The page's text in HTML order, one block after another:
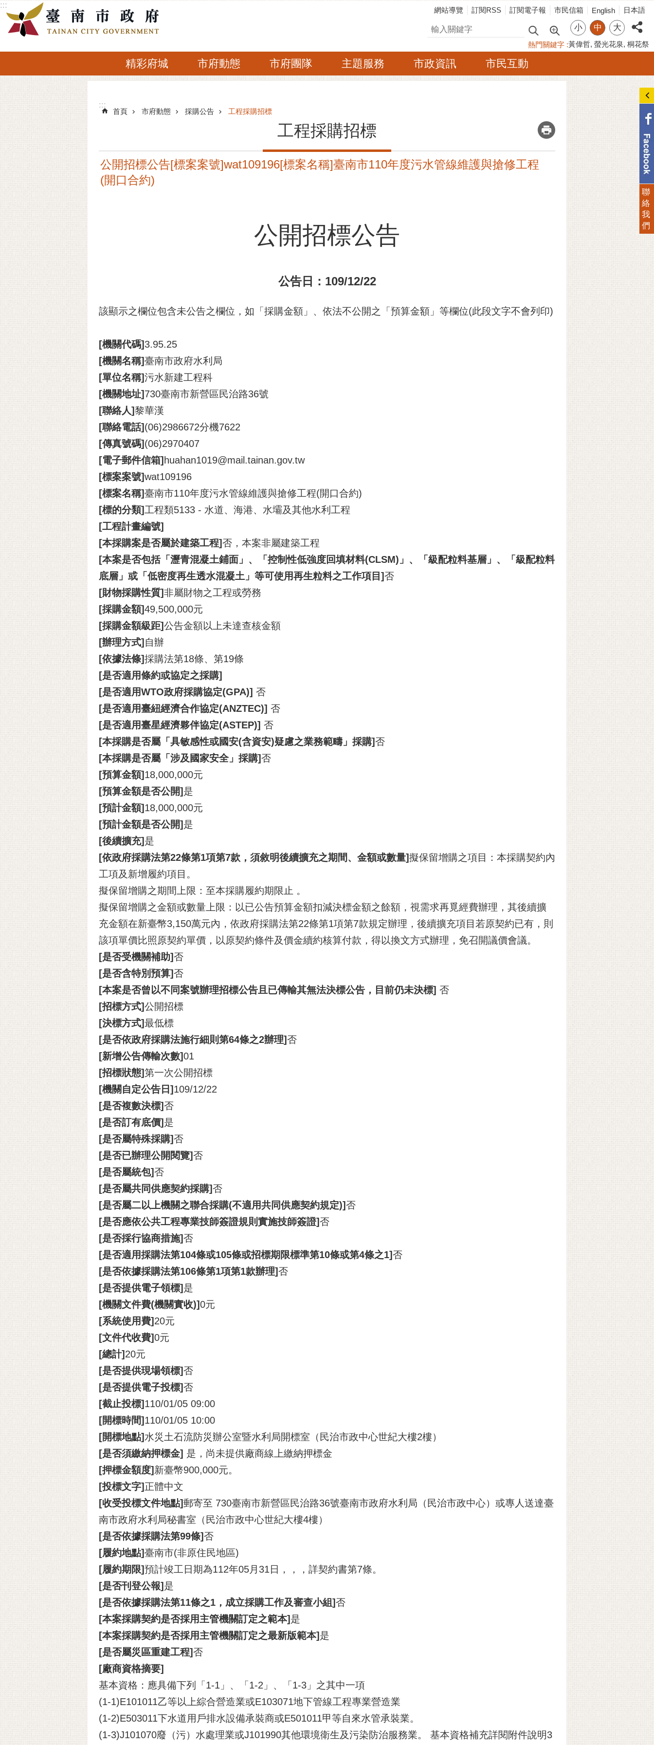
跳到主要內容區塊
:::
網站導覽 訂閱RSS 訂閱電子報 市民信箱 English 日本語
搜尋 小 中 大
熱門關鍵字 黃偉哲 螢光花泉 桐花祭
精彩府城 市府動態 市府團隊 主題服務 市政資訊 市民互動
:::
:::
首頁 市府動態 採購公告 工程採購招標
工程採購招標 _
公開招標公告[標案案號]wat109196[標案名稱]臺南市110年度污水管線維護與搶修工程
(開口合約)
公開招標公告
公告日：109/12/22
該顯示之欄位包含未公告之欄位，如「採購金額」、依法不公開之「預算金額」等欄位(此段文字不會列印)
[機關代碼] 3.95.25
[機關名稱]臺南市政府水利局
[單位名稱]污水新建工程科
[機關地址] 730臺南市新營區民治路36號
[聯絡人]黎華漢
[聯絡電話] (06)2986672分機7622
[傳真號碼] (06)2970407
[電子郵件信箱] huahan1019@mail.tainan.gov.tw
[標案案號]wat109196
[標案名稱]臺南市110年度污水管線維護與搶修工程(開口合約)
[標的分類] 工程類5133 - 水道、海港、水壩及其他水利工程
[工程計畫編號]
[本採購案是否屬於建築工程]否，本案非屬建築工程
[本案是否包括「瀝青混凝土鋪面」、「控制性低強度回填材料(CLSM)」、「級配粒料基層」、「級配粒料
底層」或「低密度再生透水混凝土」等可使用再生粒料之工作項目]否
[財物採購性質]非屬財物之工程或勞務
[採購金額]49,500,000元
[採購金額級距]公告金額以上未達查核金額
[辦理方式] 自辦
[依據法條]採購法第18條、第19條
[是否適用條約或協定之採購]
[是否適用WTO政府採購協定(GPA)] 否
[是否適用臺紐經濟合作協定(ANZTEC)] 否
[是否適用臺星經濟夥伴協定(ASTEP)] 否
[本採購是否屬「具敏感性或國安(含資安)疑慮之業務範疇」採購]否
[本採購是否屬「涉及國家安全」採購]否
[預算金額] 18,000,000元
[預算金額是否公開] 是
[預計金額] 18,000,000元
[預計金額是否公開] 是
[後續擴充] 是
[依政府採購法第22條第1項第7款，須敘明後續擴充之期間、金額或數量]擬保留增購之項目：本採購契約內
工項及新增履約項目。
擬保留增購之期間上限：至本採購履約期限止 。
擬保留增購之金額或數量上限：以已公告預算金額扣減決標金額之餘額，視需求再覓經費辦理，其後續擴
充金額在新臺幣3,150萬元內，依政府採購法第22條第1項第7款規定辦理，後續擴充項目若原契約已有，則
該項單價比照原契約單價，以原契約條件及價金續約核算付款，得以換文方式辦理，免召開議價會議。
[是否受機關補助]否
[是否含特別預算]否
[本案是否曾以不同案號辦理招標公告且已傳輸其無法決標公告，目前仍未決標] 否
[招標方式]公開招標
[決標方式]最低標
[是否依政府採購法施行細則第64條之2辦理]否
[新增公告傳輸次數]01
[招標狀態]第一次公開招標
[機關自定公告日] 109/12/22
[是否複數決標]否
[是否訂有底價] 是
[是否屬特殊採購]否
[是否已辦理公開閱覽]否
[是否屬統包]否
[是否屬共同供應契約採購]否
[是否屬二以上機關之聯合採購(不適用共同供應契約規定)]否
[是否應依公共工程專業技師簽證規則實施技師簽證]否
[是否採行協商措施]否
[是否適用採購法第104條或105條或招標期限標準第10條或第4條之1]否
[是否依據採購法第106條第1項第1款辦理]否
[是否提供電子領標] 是
[機關文件費(機關實收)]0元
[系統使用費] 20元
[文件代收費]0元
[總計] 20元
[是否提供現場領標]否
[是否提供電子投標]否
[截止投標] 110/01/05 09:00
[開標時間] 110/01/05 10:00
[開標地點] 水災土石流防災辦公室暨水利局開標室（民治市政中心世紀大樓2樓）
[是否須繳納押標金] 是，尚未提供廠商線上繳納押標金
[押標金額度] 新臺幣900,000元。
[投標文字] 正體中文
[收受投標文件地點]郵寄至 730臺南市新營區民治路36號臺南市政府水利局（民治市政中心）或專人送達臺
南市政府水利局秘書室（民治市政中心世紀大樓4樓）
[是否依據採購法第99條]否
[履約地點]臺南市(非原住民地區)
[履約期限]預計竣工日期為112年05月31日，，，詳契約書第7條。
[是否刊登公報] 是
[是否依據採購法第11條之1，成立採購工作及審查小組]否
[本案採購契約是否採用主管機關訂定之範本] 是
[本案採購契約是否採用主管機關訂定之最新版範本] 是
[是否屬災區重建工程]否
[廠商資格摘要]
基本資格：應具備下列「1-1」、「1-2」、「1-3」之其中一項
(1-1)E101011乙等以上綜合營造業或E103071地下管線工程專業營造業
(1-2)E503011下水道用戶排水設備承裝商或E501011甲等自來水管承裝業。
(1-3)J101070廢（污）水處理業或J101990其他環境衛生及污染防治服務業。 基本資格補充詳閱附件說明3
聯
絡
我
們